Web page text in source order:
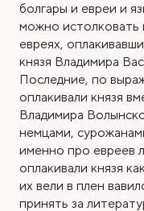
болгары и евреи и
можно истолковать
евреях,
князя Владимира
Последние, по
оплакивали князя
Владимира
немцами,
именно про евреев
оплакивали князя
их вели в плен
принять за